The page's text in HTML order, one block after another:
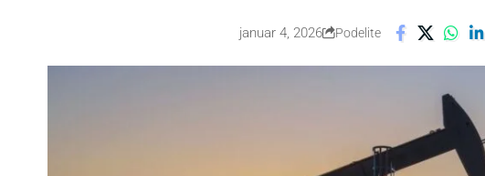
januar 4, 2026 Podelite